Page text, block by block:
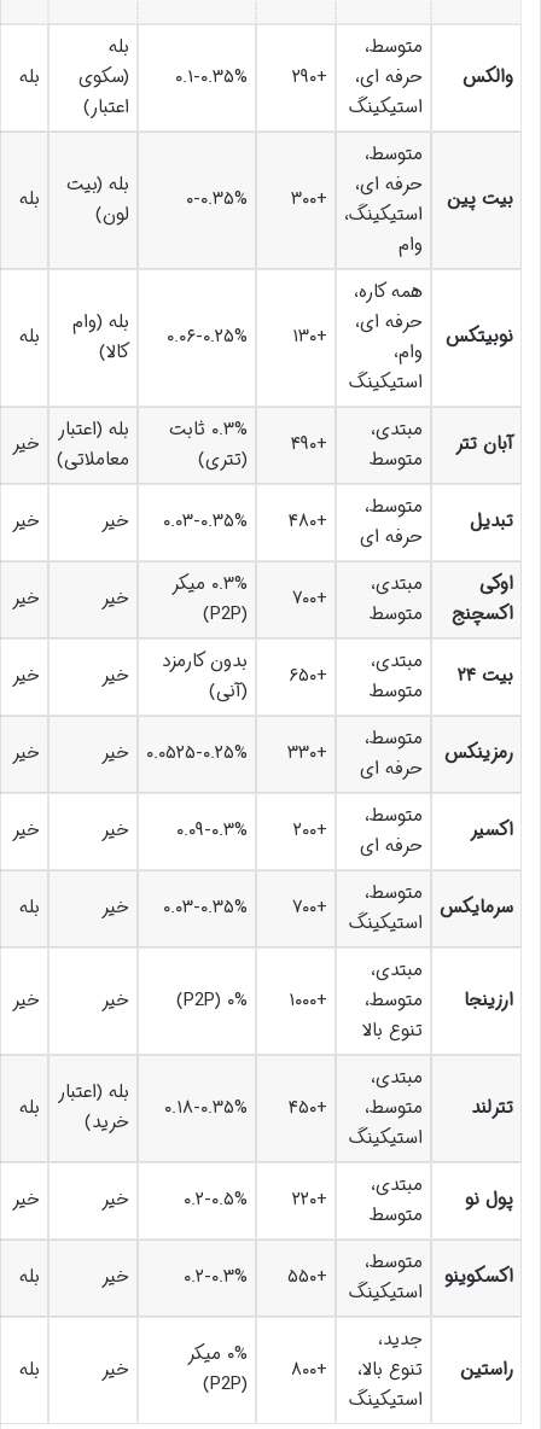
والکس
متوسط،
حرفه ای،
استیکینگ
+۲۹۰ ۰.۱-۰.۳۵%
بله
(سکوی
اعتبار)
بله
بیت پین
متوسط،
حرفه ای،
استیکینگ،
وام
+۳۰۰ ۰-۰.۳۵%
بله (بیت
لون)
بله
نوبیتکس
همه کاره،
حرفه ای،
وام،
استیکینگ
+۱۳۰ ۰.۰۶-۰.۲۵%
بله (وام
کالا)
بله
آبان تتر
مبتدی،
متوسط
+۴۹۰
۰.۳% ثابت
(تتری)
بله (اعتبار
معاملاتی)
خیر
تبدیل
متوسط،
حرفه ای
+۴۸۰ ۰.۰۳-۰.۳۵% خیر خیر
اوکی
اکسچنج
مبتدی،
متوسط
+۷۰۰
۰.۳% میکر
(P2P)
خیر خیر
بیت ۲۴
مبتدی،
متوسط
+۶۵۰
بدون کارمزد
(آنی)
خیر خیر
رمزینکس
متوسط،
حرفه ای
+۳۳۰ ۰.۰۵۲۵-۰.۲۵% خیر خیر
اکسیر
متوسط،
حرفه ای
+۲۰۰ ۰.۰۹-۰.۳% خیر خیر
سرمایکس
متوسط،
استیکینگ
+۷۰۰ ۰.۰۳-۰.۳۵% خیر بله
ارزینجا
مبتدی،
متوسط،
تنوع بالا
+۱۰۰۰ ۰% (P2P) خیر خیر
تترلند
مبتدی،
متوسط،
استیکینگ
+۴۵۰ ۰.۱۸-۰.۳۵%
بله (اعتبار
خرید)
بله
پول نو
مبتدی،
متوسط
+۲۲۰ ۰.۲-۰.۵% خیر خیر
اکسکوینو
متوسط،
استیکینگ
+۵۵۰ ۰.۲-۰.۳% خیر بله
راستین
جدید،
تنوع بالا،
استیکینگ
+۸۰۰
۰% میکر
(P2P)
خیر بله